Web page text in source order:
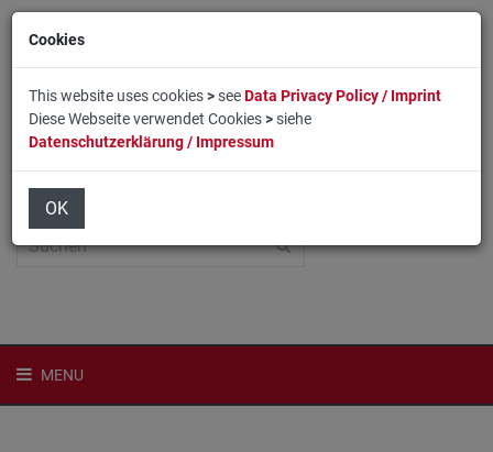
Home
MENU
Cookies
This website uses cookies>seeData Privacy Policy / Imprint
Diese Webseite verwendet Cookies>siehe
Datenschutzerklärung / Impressum
OK